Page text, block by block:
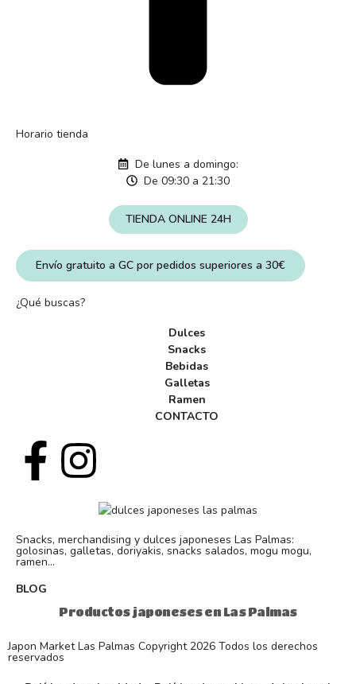
Snacks, merchandising y dulces japoneses Las Palmas:
golosinas, galletas, doriyakis, snacks salados, mogu mogu,
ramen...
BLOG
Productos japoneses en Las Palmas
¿Qué buscas?
Dulces
Snacks
Bebidas
Galletas
Ramen
CONTACTO
Horario tienda
De lunes a domingo:
De 09:30 a 21:30
TIENDA ONLINE 24H
Envío gratuito a GC por pedidos superiores a 30€
Japon Market Las Palmas Copyright 2026 Todos los derechos
reservados